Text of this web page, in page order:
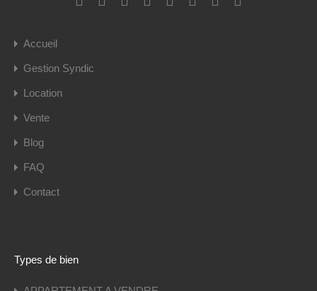
Accueil
Gestion Syndic
Location
Vente
Blog
FAQ
Contact
Types de bien